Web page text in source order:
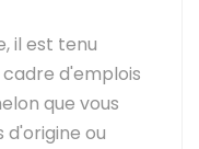
il est tenu
d'emplois
que vous
ou